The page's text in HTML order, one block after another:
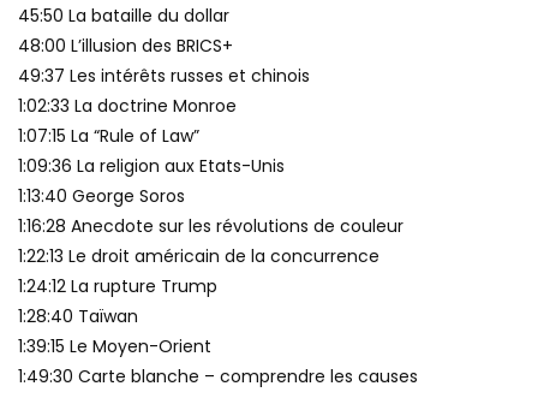
45:50 La bataille du dollar
48:00 L’illusion des BRICS+
49:37 Les intérêts russes et chinois
1:02:33 La doctrine Monroe
1:07:15 La “Rule of Law”
1:09:36 La religion aux Etats-Unis
1:13:40 George Soros
1:16:28 Anecdote sur les révolutions de couleur
1:22:13 Le droit américain de la concurrence
1:24:12 La rupture Trump
1:28:40 Taïwan
1:39:15 Le Moyen-Orient
1:49:30 Carte blanche – comprendre les causes